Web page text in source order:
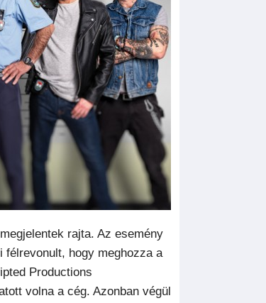
rajta. Az esemény
hogy meghozza a
Productions
volna a cég. Azonban végül